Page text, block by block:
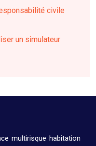
civile
un simulateur
multirisque habitation